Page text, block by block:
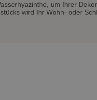
um Ihrer
wird Ihr Wohn- oder